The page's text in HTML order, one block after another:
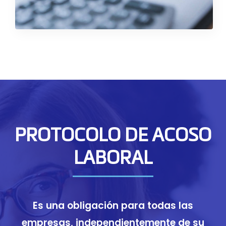
PROTOCOLO DE ACOSO
LABORAL
Es una obligación para todas las
empresas, independientemente de su